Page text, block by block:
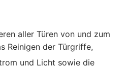
aller Türen von und zum
Reinigen der Türgriffe,
und Licht sowie die